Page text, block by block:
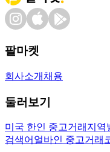
팔마켓
회사소개 채용
둘러보기
미국 한인 중고거래 지역
검색어 얼바인 중고거래